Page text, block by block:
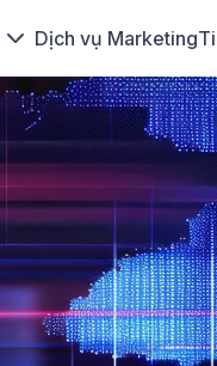
Dịch vụ Marketing